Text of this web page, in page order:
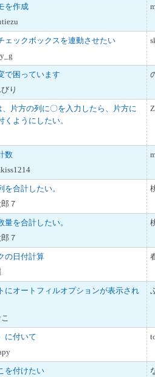
を作成
ェックボックスを連動させたい
で困っています
り
、片方の列に〇を入力したら、片方に
くようにしたい。
数
を合計したい。
７
量を合計したい。
７
の日付計算
にオートフィルオプションが表示され
に付いて
を付けたい